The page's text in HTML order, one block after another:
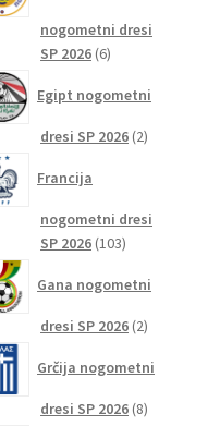
nogometni dresi
SP 2026 66
Egipt nogometni
dresi SP 2026 22
Francija
nogometni dresi
SP 2026 103103
Gana nogometni
dresi SP 2026 22
Grčija nogometni
dresi SP 2026 88